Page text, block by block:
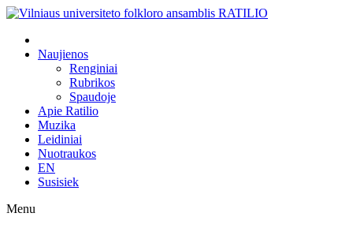
Naujienos
Renginiai
Rubrikos
Spaudoje
Apie Ratilio
Muzika
Leidiniai
Nuotraukos
EN
Susisiek
Menu